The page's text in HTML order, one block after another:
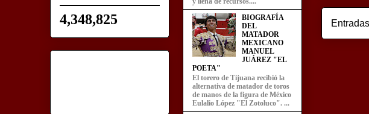
4,348,825
BIOGRAFÍA
DEL
MATADOR
MEXICANO
MANUEL
JUÁREZ "EL
POETA"
El torero de Tijuana recibió la
alternativa de matador de toros
de manos de la figura de México
Eulalio López "El Zotoluco". ...